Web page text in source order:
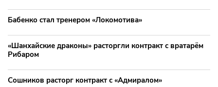
Бабенко стал тренером «Локомотива»
«Шанхайские драконы» расторгли контракт с вратарём
Рибаром
Сошников расторг контракт с «Адмиралом»